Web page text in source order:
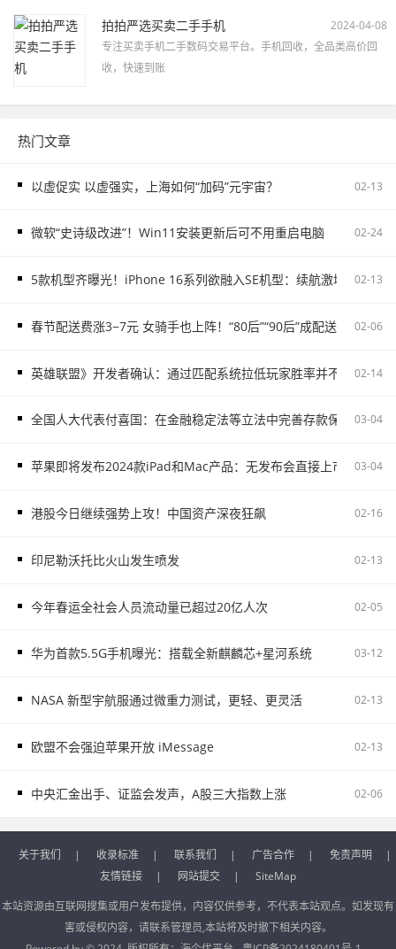
拍拍严选买卖二手手机
2024-04-08
专注买卖手机二手数码交易平台。手机回收，全品类高价回
收，快速到账
热门文章
以虚促实 以虚强实，上海如何“加码”元宇宙？ 02-13
微软“史诗级改进”！Win11安装更新后可不用重启电脑 02-24
5款机型齐曝光！iPhone 16系列欲融入SE机型：续航激增、8G内
02-13
春节配送费涨3−7元 女骑手也上阵！“80后”“90后”成配送主力02-06
英雄联盟》开发者确认：通过匹配系统拉低玩家胜率并不存在02-14
全国人大代表付喜国：在金融稳定法等立法中完善存款保险制度
03-04
苹果即将发布2024款iPad和Mac产品：无发布会直接上市 03-04
港股今日继续强势上攻！中国资产深夜狂飙 02-16
印尼勒沃托比火山发生喷发 02-13
今年春运全社会人员流动量已超过20亿人次 02-05
华为首款5.5G手机曝光：搭载全新麒麟芯+星河系统 03-12
NASA 新型宇航服通过微重力测试，更轻、更灵活 02-13
欧盟不会强迫苹果开放 iMessage 02-13
中央汇金出手、证监会发声，A股三大指数上涨 02-06
关于我们 | 收录标准 | 联系我们 | 广告合作 | 免责声明
|
友情链接
| 网站提交 |
SiteMap
本站资源由互联网搜集或用户发布提供，内容仅供参考，不代表本站观点。如发现有
害或侵权内容，请联系管理员,本站将及时撤下相关内容。